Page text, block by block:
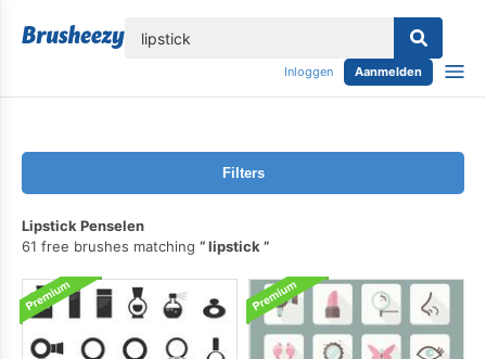
Inloggen Aanmelden
Filters
Lipstick Penselen
61 free brushes matching
lipstick